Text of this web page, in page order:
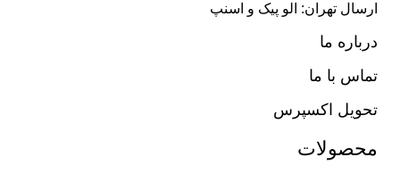
ارسال تهران: الو پیک و اسنپ
درباره ما
تماس با ما
تحویل اکسپرس
محصولات